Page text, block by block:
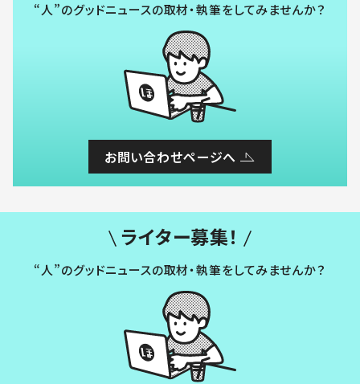
“人”のグッドニュースの取材・執筆をしてみませんか？
お問い合わせページへ
ライター募集！
“人”のグッドニュースの取材・執筆をしてみませんか？